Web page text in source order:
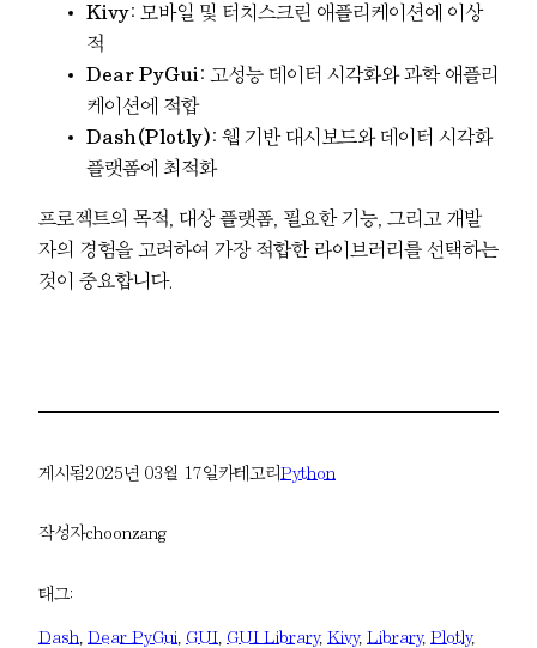
Kivy: 모바일 및 터치스크린 애플리케이션에 이상
적
Dear PyGui : 고성능 데이터 시각화와 과학 애플리
케이션에 적합
Dash(Plotly): 웹 기반 대시보드와 데이터 시각화
플랫폼에 최적화
프로젝트의 목적, 대상 플랫폼, 필요한 기능, 그리고 개발
자의 경험을 고려하여 가장 적합한 라이브러리를 선택하는
것이 중요합니다.
게시됨2025년 03월 17일카테고리Python
작성자choonzang
태그:
Dash Dear PyGui GUI GUI Library, Kivy, Library, Plotly